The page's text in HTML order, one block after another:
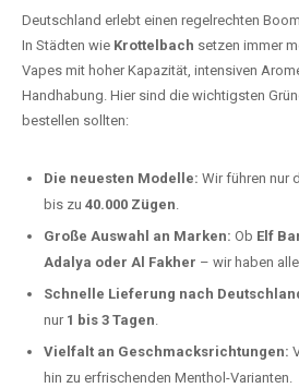
Deutschland erlebt einen regelrechten
In Städten wie Krottelbach setzen immer
Vapes mit hoher Kapazität, intensiven
Handhabung. Hier sind die wichtigsten
bestellen sollten:
Die neuesten Modelle: Wir führen nur
bis zu 40.000 Zügen.
Große Auswahl an Marken: Ob Elf
Adalya oder Al Fakher – wir haben
Schnelle Lieferung nach
nur 1 bis 3 Tagen.
Vielfalt an Geschmacksrichtungen:
hin zu erfrischenden Menthol-Varianten.